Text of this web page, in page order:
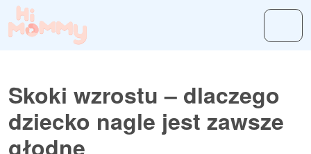
Skoki wzrostu – dlaczego
dziecko nagle jest zawsze
głodne